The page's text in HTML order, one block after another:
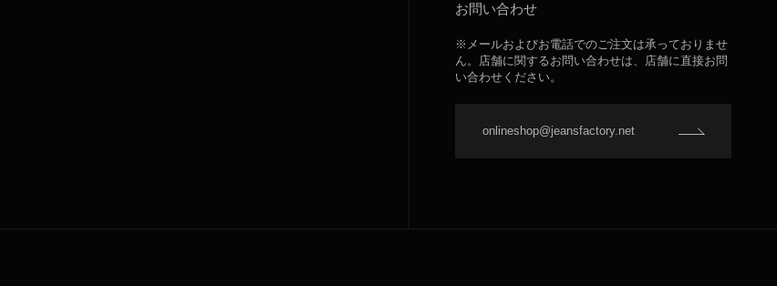
お問い合わせ
※メールおよびお電話でのご注文は承っておりませ
ん。店舗に関するお問い合わせは、店舗に直接お問
い合わせください。
onlineshop@jeansfactory.net